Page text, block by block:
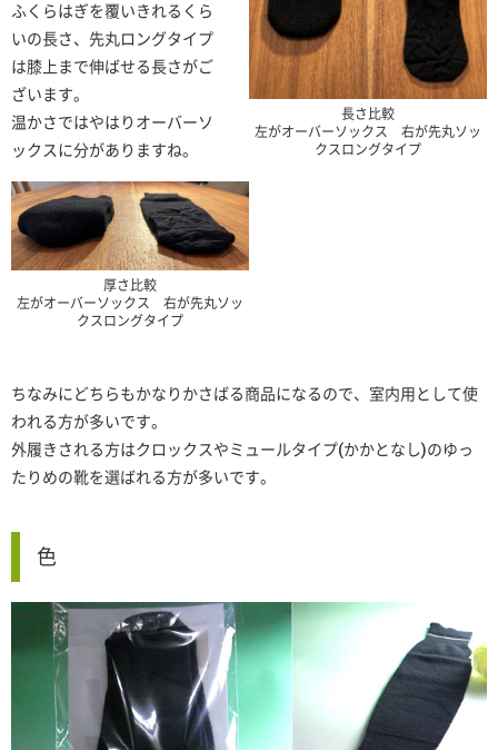
長さ比較
左がオーバーソックス 右が先丸ソッ
クスロングタイプ
厚さ比較
左がオーバーソックス 右が先丸ソッ
クスロングタイプ
ふくらはぎを覆いきれるくら
いの長さ、先丸ロングタイプ
は膝上まで伸ばせる長さがご
ざいます。
温かさではやはりオーバーソ
ックスに分がありますね。
ちなみにどちらもかなりかさばる商品になるので、室内用として使
われる方が多いです。
外履きされる方はクロックスやミュールタイプ(かかとなし)のゆっ
たりめの靴を選ばれる方が多いです。
色